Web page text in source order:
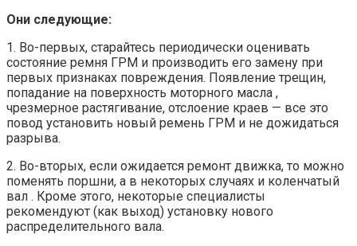
Они следующие:
1. Во-первых, старайтесь периодически оценивать
состояние ремня ГРМ и производить его замену при
первых признаках повреждения. Появление трещин,
попадание на поверхность моторного масла ,
чрезмерное растягивание, отслоение краев — все это
повод установить новый ремень ГРМ и не дожидаться
разрыва.
2. Во-вторых, если ожидается ремонт движка, то можно
поменять поршни, а в некоторых случаях и коленчатый
вал . Кроме этого, некоторые специалисты
рекомендуют (как выход) установку нового
распределительного вала.